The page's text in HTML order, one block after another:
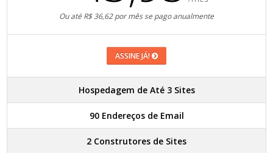
Ou até R$ 36,62 por mês se pago anualmente
ASSINE JÁ!
Hospedagem de Até 3 Sites
90 Endereços de Email
2 Construtores de Sites